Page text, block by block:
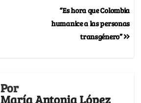
“Es hora que Colombia
humanice a las personas
transgénero”
Por
María Antonia López